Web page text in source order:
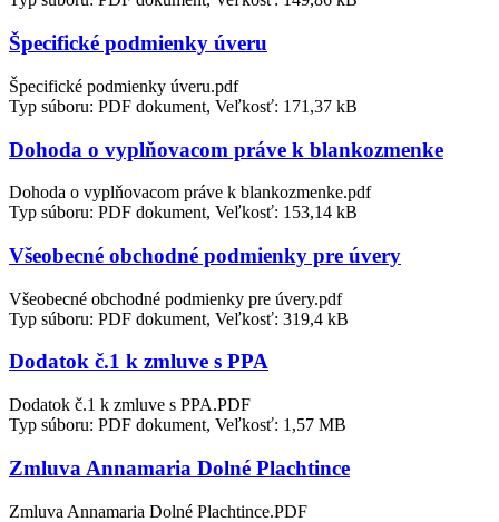
Špecifické podmienky úveru
Špecifické podmienky úveru.pdf
Typ súboru: PDF dokument, Veľkosť: 171,37 kB
Dohoda o vyplňovacom práve k blankozmenke
Dohoda o vyplňovacom práve k blankozmenke.pdf
Typ súboru: PDF dokument, Veľkosť: 153,14 kB
Všeobecné obchodné podmienky pre úvery
Všeobecné obchodné podmienky pre úvery.pdf
Typ súboru: PDF dokument, Veľkosť: 319,4 kB
Dodatok č.1 k zmluve s PPA
Dodatok č.1 k zmluve s PPA.PDF
Typ súboru: PDF dokument, Veľkosť: 1,57 MB
Zmluva Annamaria Dolné Plachtince
Zmluva Annamaria Dolné Plachtince.PDF